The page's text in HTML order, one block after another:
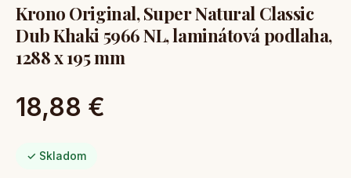
Krono Original, Super Natural Classic
Dub Khaki 5966 NL, laminátová podlaha,
1288 x 195 mm
18,88 €
✓ Skladom